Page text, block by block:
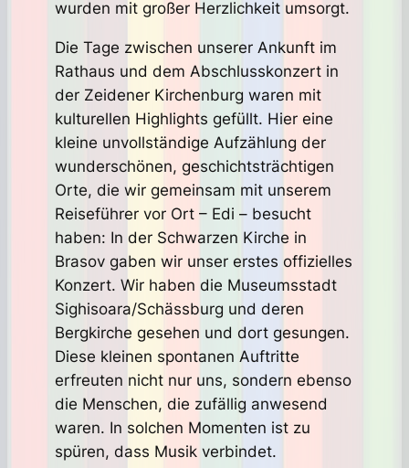
wurden mit großer Herzlichkeit umsorgt.
Die Tage zwischen unserer Ankunft im
Rathaus und dem Abschlusskonzert in
der Zeidener Kirchenburg waren mit
kulturellen Highlights gefüllt. Hier eine
kleine unvollständige Aufzählung der
wunderschönen, geschichtsträchtigen
Orte, die wir gemeinsam mit unserem
Reiseführer vor Ort – Edi – besucht
haben: In der Schwarzen Kirche in
Brasov gaben wir unser erstes offizielles
Konzert. Wir haben die Museumsstadt
Sighisoara/Schässburg und deren
Bergkirche gesehen und dort gesungen.
Diese kleinen spontanen Auftritte
erfreuten nicht nur uns, sondern ebenso
die Menschen, die zufällig anwesend
waren. In solchen Momenten ist zu
spüren, dass Musik verbindet.